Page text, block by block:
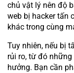
chủ vật lý nên độ
web bị hacker tấn
khác trong cùng
Tuy nhiên, nếu bị
rủi ro, từ đó
hưởng. Bạn cần